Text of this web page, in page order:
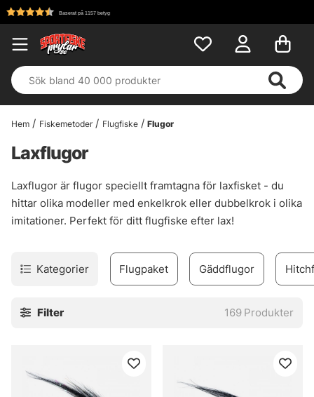
Hem Fiskemetoder Flugfiske Flugor
Laxflugor
Laxflugor är flugor speciellt framtagna för laxfisket - du
hittar olika modeller med enkelkrok eller dubbelkrok i olika
imitationer. Perfekt för ditt flugfiske efter lax!
Kategorier Flugpaket Gäddflugor
Filter 169 Produkter